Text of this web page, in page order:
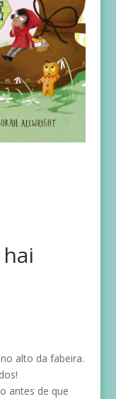
alto da fabeira.
antes de que